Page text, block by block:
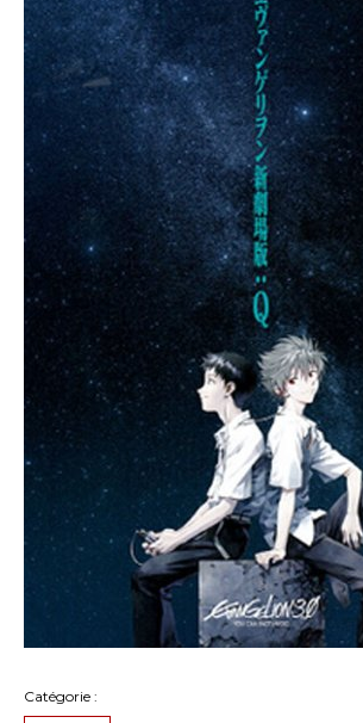
Catégorie